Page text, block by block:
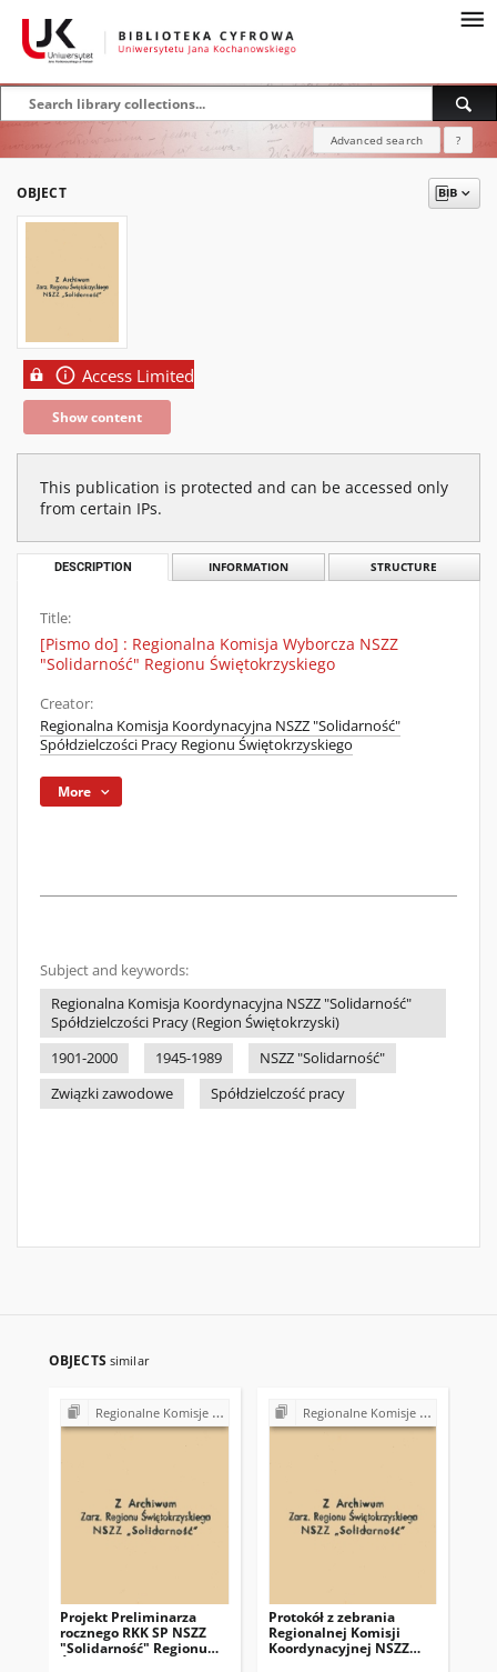
Advanced search ?
OBJECT
Access Limited
Show content
This publication is protected and can be accessed only
from certain IPs.
DESCRIPTION INFORMATION STRUCTURE
Title:
[Pismo do] : Regionalna Komisja Wyborcza NSZZ
"Solidarność" Regionu Świętokrzyskiego
Creator:
Regionalna Komisja Koordynacyjna NSZZ "Solidarność"
Spółdzielczości Pracy Regionu Świętokrzyskiego
More
Subject and keywords:
Regionalna Komisja Koordynacyjna NSZZ "Solidarność"
Spółdzielczości Pracy (Region Świętokrzyski)
1901-2000
1945-1989
NSZZ "Solidarność"
Związki zawodowe
Spółdzielczość pracy
OBJECTS similar
Regionalne Komisje Koordynacyjne NSZZ "Solidarność"
Projekt Preliminarza
rocznego RKK SP NSZZ
"Solidarność" Regionu
Regionalne Komisje Koordynacyjne NSZZ "Solidarność"
Protokół z zebrania
Regionalnej Komisji
Koordynacyjnej NSZZ